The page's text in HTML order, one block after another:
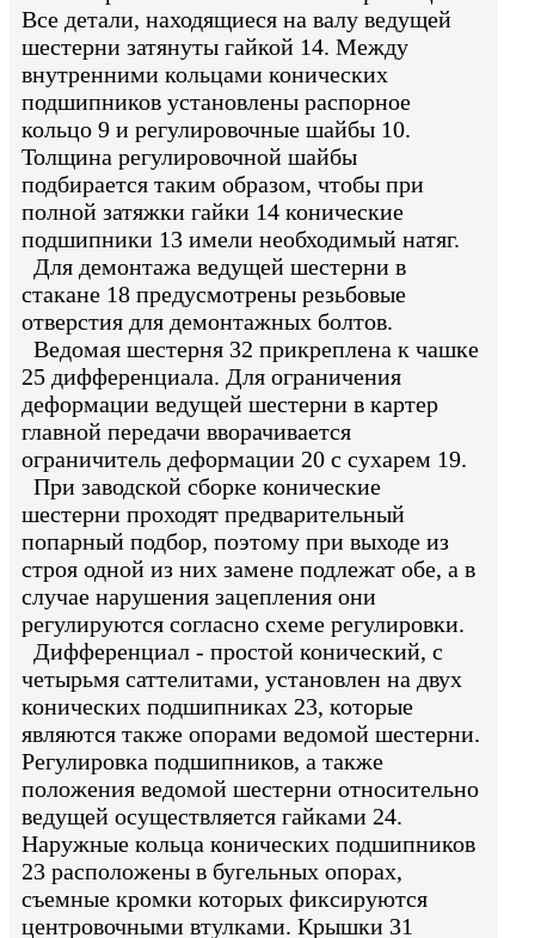
Все детали, находящиеся на валу ведущей
шестерни затянуты гайкой 14. Между
внутренними кольцами конических
подшипников установлены распорное
кольцо 9 и регулировочные шайбы 10.
Толщина регулировочной шайбы
подбирается таким образом, чтобы при
полной затяжки гайки 14 конические
подшипники 13 имели необходимый натяг.
Для демонтажа ведущей шестерни в
стакане 18 предусмотрены резьбовые
отверстия для демонтажных болтов.
Ведомая шестерня 32 прикреплена к чашке
25 дифференциала. Для ограничения
деформации ведущей шестерни в картер
главной передачи вворачивается
ограничитель деформации 20 с сухарем 19.
При заводской сборке конические
шестерни проходят предварительный
попарный подбор, поэтому при выходе из
строя одной из них замене подлежат обе, а в
случае нарушения зацепления они
регулируются согласно схеме регулировки.
Дифференциал - простой конический, с
четырьмя саттелитами, установлен на двух
конических подшипниках 23, которые
являются также опорами ведомой шестерни.
Регулировка подшипников, а также
положения ведомой шестерни относительно
ведущей осуществляется гайками 24.
Наружные кольца конических подшипников
23 расположены в бугельных опорах,
съемные кромки которых фиксируются
центровочными втулками. Крышки 31